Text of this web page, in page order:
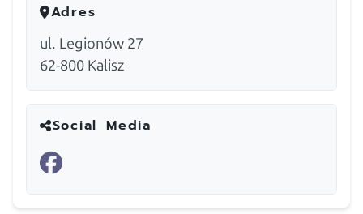
Adres
ul. Legionów 27
62-800 Kalisz
Social Media